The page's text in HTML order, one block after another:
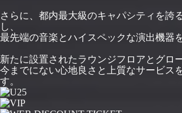
さらに、都内最大級のキャパシティを誇
し、
最先端の音楽とハイスペックな演出機器
新たに設置されたラウンジフロアとグロ
今までにない心地良さと上質なサービス
す。